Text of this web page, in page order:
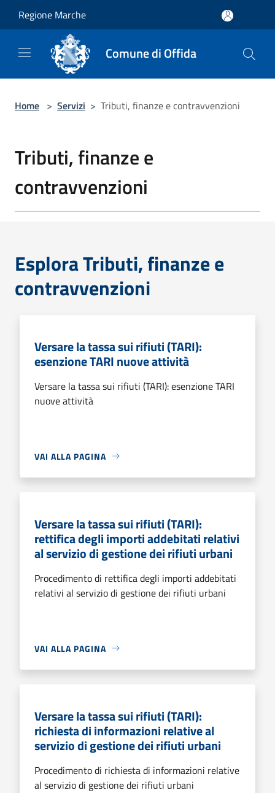
Regione Marche
Comune di Offida
Home > Servizi > Tributi, finanze e contravvenzioni
Tributi, finanze e
contravvenzioni
Esplora Tributi, finanze e
contravvenzioni
Versare la tassa sui rifiuti (TARI):
esenzione TARI nuove attività
Versare la tassa sui rifiuti (TARI): esenzione TARI
nuove attività
VAI ALLA PAGINA
Versare la tassa sui rifiuti (TARI):
rettifica degli importi addebitati relativi
al servizio di gestione dei rifiuti urbani
Procedimento di rettifica degli importi addebitati
relativi al servizio di gestione dei rifiuti urbani
VAI ALLA PAGINA
Versare la tassa sui rifiuti (TARI):
richiesta di informazioni relative al
servizio di gestione dei rifiuti urbani
Procedimento di richiesta di informazioni relative
al servizio di gestione dei rifiuti urbani